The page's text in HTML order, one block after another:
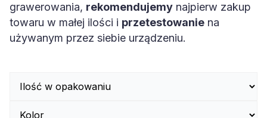
grawerowania, rekomendujemy najpierw zakup
towaru w małej ilości i przetestowanie na
używanym przez siebie urządzeniu.